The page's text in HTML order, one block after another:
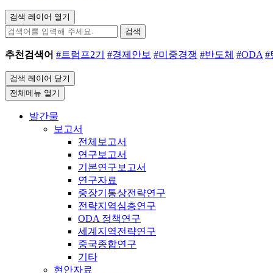
검색 레이어 열기
검색
추천검색어 #트럼프2기 #경제안보 #미중경쟁 #반도체 #ODA #
검색 레이어 닫기
전체메뉴 열기
발간물
보고서
전체보고서
연구보고서
기본연구보고서
연구자료
중장기통상전략연구
전략지역심층연구
ODA 정책연구
세계지역전략연구
중국종합연구
기타
현안자료